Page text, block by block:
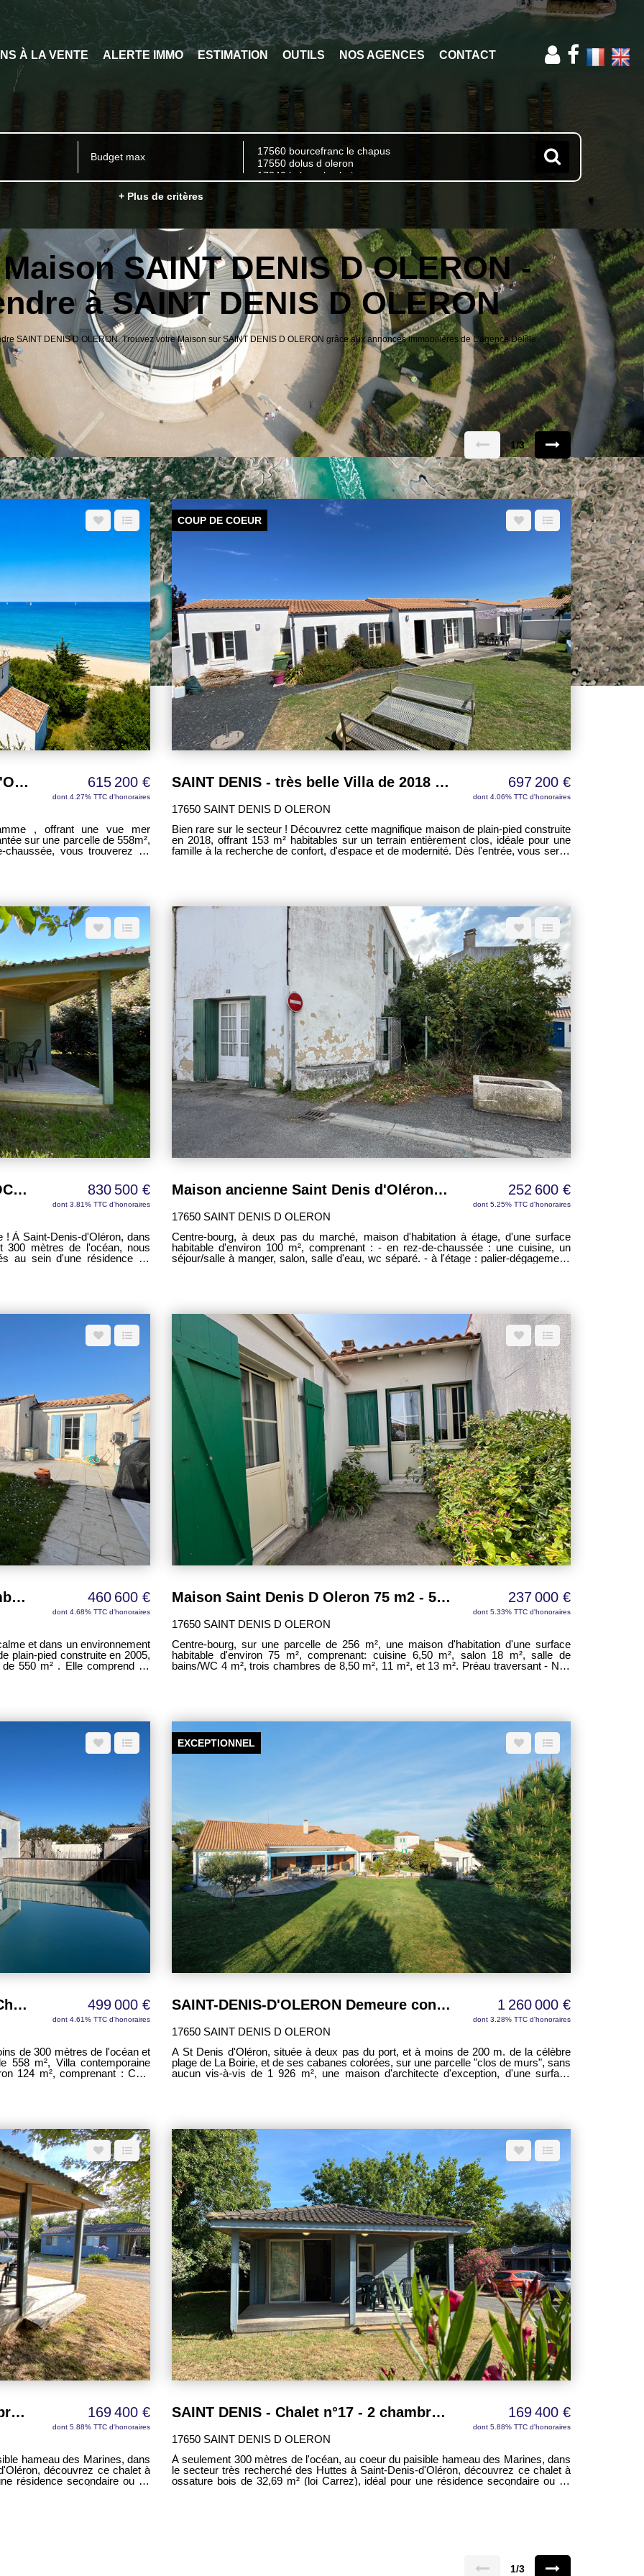
À LA VENTE ALERTE IMMO ESTIMATION OUTILS NOS AGENCES CONTACT
+ Plus de critères
SAINT DENIS D OLERON -
à SAINT DENIS D OLERON
SAINT DENIS D OLERON. Trouvez votre Maison sur SAINT DENIS D OLERON grâce aux annonces immobilières de L'agence Delîlle.
1/3
Maison 93 m² Vue mer Saint Denis d'Oleron 615 200 €
dont 4.27% TTC d'honoraires
, offrant une vue mer
ce bien d'exception; accès
COUP DE COEUR
SAINT DENIS - très belle Villa de 2018 - 6 chambres - 153 m2 697 200 €
dont 4.06% TTC d'honoraires
17650 SAINT DENIS D OLERON
Bien rare sur le secteur ! Découvrez cette magnifique maison de plain-pied construite
en 2018, offrant 153 m² habitables sur un terrain entièrement clos, idéale pour une
famille à la recherche de confort, d'espace et de modernité. Dès l'entrée, vous serez
famille, une activité de télétravail ou pour recevoir famille et amis dans les meilleures
conditions. Construite en 2018, cette maison ne nécessite aucun travaux. Elle
bénéficie d'équipements récents et performants garantissant un excellent confort de
vie : chauffage au sol, ballon thermodynamique et prestations de qualité. À l'extérieur,
le terrain entièrement clos et piscinable assure intimité et sécurité. Vous profiterez
également d'un système d'arrosage automatique, facilitant l'entretien des espaces
extérieurs. Son emplacement est un véritable atout : située à proximité des plages et
des commerces, cette maison permet de concilier qualité de vie, praticité au
quotidien et environnement recherché. Les atouts : Maison de plain-pied de 153 m²
Construction de 2018 6 chambres Pièce de vie de 60 m² Terrain entièrement clos
Chauffage au sol Ballon thermodynamique Arrosage automatique Aucun travaux à
prévoir Proche des plages Proche des commerces Bien rare sur le secteur Cette
maison réunit tous les critères recherchés : volumes généreux, confort moderne,
excellente performance énergétique, emplacement privilégié et prestations de qualité.
Une opportunité idéale pour une résidence principale ou secondaire, à découvrir sans
tarder.
SAINT DENIS - INVESTISSEMENT LOCATIF - LOT de 5 Chalets 2 chambres - 32,69 m² - proche plage 830 500 €
dont 3.81% TTC d'honoraires
300 mètres de l'océan, nous
au sein d'une résidence de
meublés et équipés,
deux chambres, une salle
terrasse couverte. Une
terrain de pétanque et laverie,
niveau de satisfaction des
aux plages, commerces
port et du centre de Saint-
desservant la résidence
de votre
intéressant pour les
où la demande locative
mètres de l'océan. Chalets
piscine et équipements de
saisonnières. Exploitation
locatifs et de valorisation
restent particulièrement
patrimonial sur l'une des
Maison ancienne Saint Denis d'Oléron 5 pièces 252 600 €
dont 5.25% TTC d'honoraires
17650 SAINT DENIS D OLERON
Centre-bourg, à deux pas du marché, maison d'habitation à étage, d'une surface
habitable d'environ 100 m², comprenant : - en rez-de-chaussée : une cuisine, un
séjour/salle à manger, salon, salle d'eau, wc séparé. - à l'étage : palier-dégagement,
Maison Saint Denis D Oleron 3 chambres 103 m2 460 600 €
dont 4.68% TTC d'honoraires
et dans un environnement
plain-pied construite en 2005,
550 m² . Elle comprend un
Maison Saint Denis D Oleron 75 m2 - 5 p. 237 000 €
dont 5.33% TTC d'honoraires
17650 SAINT DENIS D OLERON
Centre-bourg, sur une parcelle de 256 m², une maison d'habitation d'une surface
habitable d'environ 75 m², comprenant: cuisine 6,50 m², salon 18 m², salle de
bains/WC 4 m², trois chambres de 8,50 m², 11 m², et 13 m². Préau traversant - Non
Villa Saint Denis d'Oléron 124 m² 3 Chambres 499 000 €
dont 4.61% TTC d'honoraires
de 300 mètres de l'océan et
558 m², Villa contemporaine
m², comprenant : Côté
14,50 m² et sa salle d'eau de
amis ou la famille, en toute
le chauffage distinct de
ar PAC dans le séjour. Un
intégré - Terrasse bois -
d'un
environ)
EXCEPTIONNEL
SAINT-DENIS-D'OLERON Demeure contemporaine 12 p. 360 m² 1 260 000 €
dont 3.28% TTC d'honoraires
17650 SAINT DENIS D OLERON
A St Denis d'Oléron, située à deux pas du port, et à moins de 200 m. de la célèbre
plage de La Boirie, et de ses cabanes colorées, sur une parcelle "clos de murs", sans
aucun vis-à-vis de 1 926 m², une maison d'architecte d'exception, d'une surface
couloir de 14 m², desservant: trois chambres de 3X13 m², salle d'eau de 6 m², WC
séparé 2,40 m². A l'étage: mezzanine en "passerelle "de 52 m², salon TV 11 m², une
chambre de 18 m² avec salle d'eau-WC de 4,50 m², pièce atelier. Solarium avec Vue
mer - double garage - Carport. Mode de chauffage au sol par PAC Géothermie.
Prestations haut de gamme et contemporaines, bien rare, véritable havre de paix.
SAINT DENIS - Chalet n°16 - 2 chambres - 32,69 m² - proche plage 169 400 €
dont 5.88% TTC d'honoraires
hameau des Marines, dans
découvrez ce chalet à
résidence secondaire ou un
SAINT DENIS - Chalet n°17 - 2 chambres - 32,69 m² - proche plage 169 400 €
dont 5.88% TTC d'honoraires
17650 SAINT DENIS D OLERON
À seulement 300 mètres de l'océan, au coeur du paisible hameau des Marines, dans
le secteur très recherché des Huttes à Saint-Denis-d'Oléron, découvrez ce chalet à
ossature bois de 32,69 m² (loi Carrez), idéal pour une résidence secondaire ou un
avec soin, offre à ses occupants de nombreux équipements : piscine, aire de jeux
1/3